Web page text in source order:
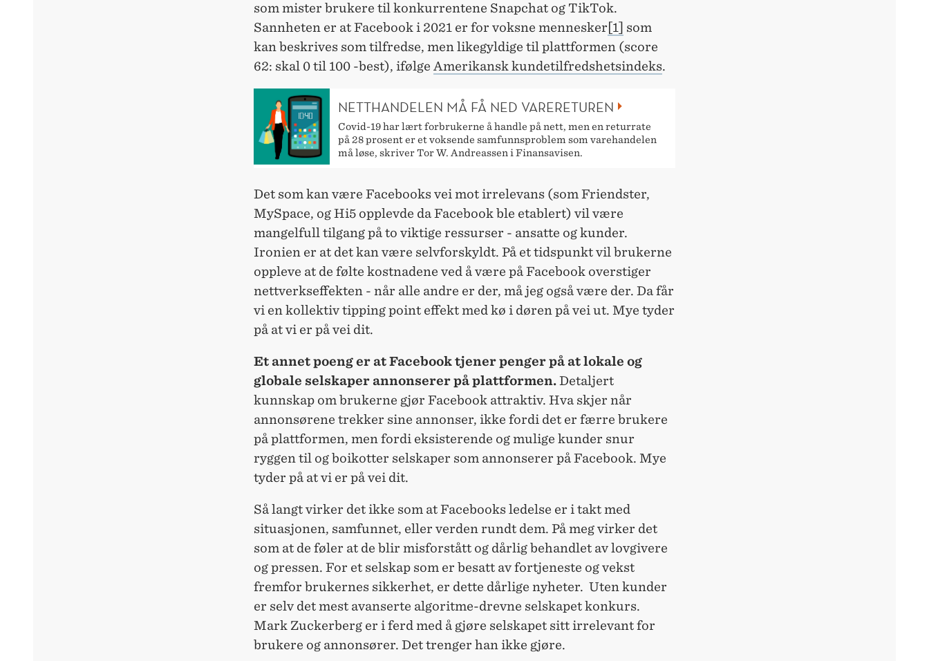
som mister brukere til konkurrentene Snapchat og TikTok.
Sannheten er at Facebook i 2021 er for voksne mennesker[1] som
kan beskrives som tilfredse, men likegyldige til plattformen (score
62: skal 0 til 100 -best), ifølge Amerikansk kundetilfredshetsindeks.
NETTHANDELEN MÅ FÅ NED VARERETUREN
Covid-19 har lært forbrukerne å handle på nett, men en returrate
på 28 prosent er et voksende samfunnsproblem som varehandelen
må løse, skriver Tor W. Andreassen i Finansavisen.
Det som kan være Facebooks vei mot irrelevans (som Friendster,
MySpace, og Hi5 opplevde da Facebook ble etablert) vil være
mangelfull tilgang på to viktige ressurser - ansatte og kunder.
Ironien er at det kan være selvforskyldt. På et tidspunkt vil brukerne
oppleve at de følte kostnadene ved å være på Facebook overstiger
nettverkseffekten - når alle andre er der, må jeg også være der. Da får
vi en kollektiv tipping point effekt med kø i døren på vei ut. Mye tyder
på at vi er på vei dit.
Et annet poeng er at Facebook tjener penger på at lokale og
globale selskaper annonserer på plattformen.Detaljert
kunnskap om brukerne gjør Facebook attraktiv. Hva skjer når
annonsørene trekker sine annonser, ikke fordi det er færre brukere
på plattformen, men fordi eksisterende og mulige kunder snur
ryggen til og boikotter selskaper som annonserer på Facebook. Mye
tyder på at vi er på vei dit.
Så langt virker det ikke som at Facebooks ledelse er i takt med
situasjonen, samfunnet, eller verden rundt dem. På meg virker det
som at de føler at de blir misforstått og dårlig behandlet av lovgivere
og pressen. For et selskap som er besatt av fortjeneste og vekst
fremfor brukernes sikkerhet, er dette dårlige nyheter. Uten kunder
er selv det mest avanserte algoritme-drevne selskapet konkurs.
Mark Zuckerberg er i ferd med å gjøre selskapet sitt irrelevant for
brukere og annonsører. Det trenger han ikke gjøre.